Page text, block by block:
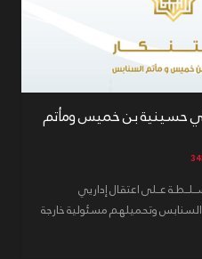
حسينية بن خميس ومأتم
عــلى اعتقال إداريي
السنابس وتحميلهم مسئولية خارجة